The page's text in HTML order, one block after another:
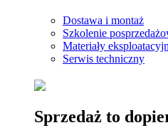
Dostawa i montaż
Szkolenie
Materiały
Serwis techniczny
Sprzedaż to